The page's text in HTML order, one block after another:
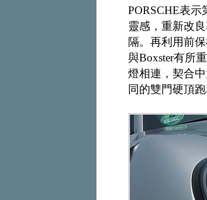
PORSCHE表示
靈感，重新改
隔。再利用前
與Boxster有所
燈相連，契合
同的雙門硬頂跑